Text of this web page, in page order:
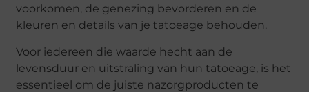
voorkomen, de genezing bevorderen en de
kleuren en details van je tatoeage behouden.
Voor iedereen die waarde hecht aan de
levensduur en uitstraling van hun tatoeage, is het
essentieel om de juiste nazorgproducten te